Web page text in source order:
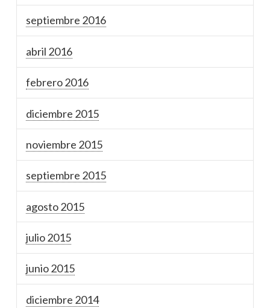
septiembre 2016
abril 2016
febrero 2016
diciembre 2015
noviembre 2015
septiembre 2015
agosto 2015
julio 2015
junio 2015
diciembre 2014